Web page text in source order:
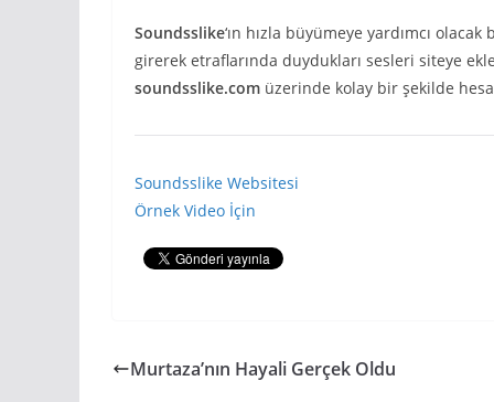
Soundsslike‘ın hızla büyümeye yardımcı
girerek etraflarında duydukları sesleri siteye
soundsslike.com üzerinde kolay bir şekilde
Soundsslike Websitesi
Örnek Video İçin
Murtaza’nın Hayali Gerçek Oldu